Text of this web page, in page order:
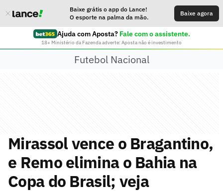
Baixe grátis o app do Lance!
O esporte na palma da mão.
Baixe agora
Ajuda com Aposta? Fale com o assistente.
18+ Ministério da Fazenda adverte: Aposta não é investimento
Futebol Nacional
Mirassol vence o Bragantino,
e Remo elimina o Bahia na
Copa do Brasil; veja